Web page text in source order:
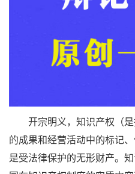
开宗明义，知识产权（是
的成果和经营活动中的标记
是受法律保护的无形财产。